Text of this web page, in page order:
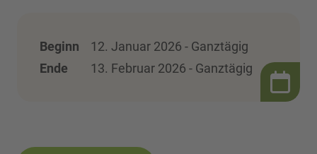
Beginn
12. Januar 2026 - Ganztägig
Ende
13. Februar 2026 - Ganztägig